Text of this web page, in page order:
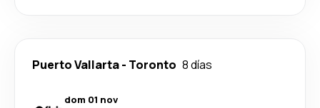
Puerto Vallarta- Toronto 8 días
dom 01 nov